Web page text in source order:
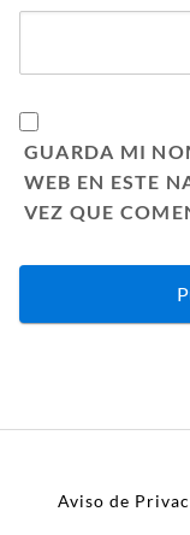
GUARDA MI
WEB EN ESTE
VEZ QUE
Aviso de